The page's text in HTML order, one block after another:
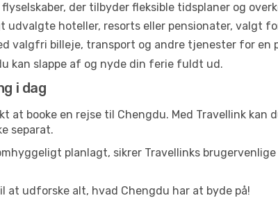
der tilbyder fleksible tidsplaner og
udvalgte hoteller, resorts eller pensionater, valgt
valgfri billeje, transport og andre tjenester for en
kan slappe af og nyde din ferie fuldt ud.
i dag
booke en rejse til Chengdu. Med Travellink kan
separat.
planlagt, sikrer Travellinks
at udforske alt, hvad Chengdu har at byde på!